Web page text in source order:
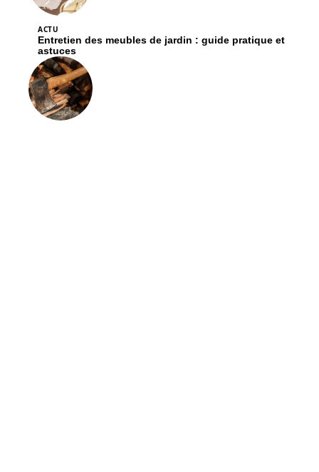
ACTU
Entretien des meubles de jardin : guide pratique et
astuces